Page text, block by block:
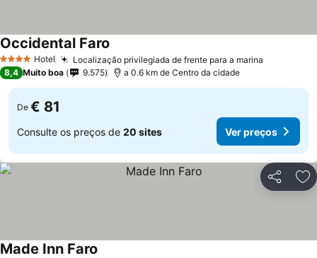
4 EstrelasHotel Localização privilegiada de frente para a marina
Occidental Faro
8,4 Muito boa 9.575 a 0.6 km de Centro da cidade
De € 81
Consulte os preços de 20 sites Ver preços
Partilhar
Made Inn Faro